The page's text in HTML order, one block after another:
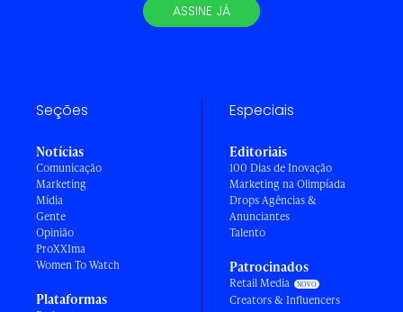
ASSINE JÁ
Seções
Notícias
Comunicação
Marketing
Mídia
Gente
Opinião
ProXXIma
Women To Watch
Plataformas
Especiais
Editoriais
100 Dias de Inovação
Marketing na Olimpíada
Drops Agências &
Anunciantes
Talento
Patrocinados
Retail Media
Creators & Influencers